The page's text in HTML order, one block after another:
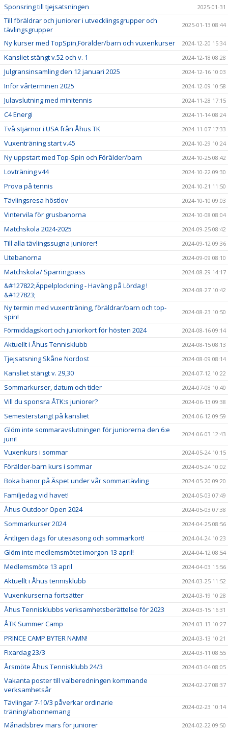
Sponsring till tjejsatsningen 2025-01-31
Till föräldrar och juniorer i utvecklingsgrupper och
tävlingsgrupper
2025-01-13 08:44
Ny kurser med TopSpin,Förälder/barn och vuxenkurser 2024-12-20 15:34
Kansliet stängt v.52 och v. 1 2024-12-18 08:28
Julgransinsamling den 12 januari 2025 2024-12-16 10:03
Inför vårterminen 2025 2024-12-09 10:58
Julavslutning med minitennis 2024-11-28 17:15
C4 Energi 2024-11-14 08:24
Två stjärnor i USA från Åhus TK 2024-11-07 17:33
Vuxenträning start v.45 2024-10-29 10:24
Ny uppstart med Top-Spin och Förälder/barn 2024-10-25 08:42
Lovträning v44 2024-10-22 09:30
Prova på tennis 2024-10-21 11:50
Tävlingsresa höstlov 2024-10-10 09:03
Vintervila för grusbanorna 2024-10-08 08:04
Matchskola 2024-2025 2024-09-25 08:42
Till alla tävlingssugna juniorer! 2024-09-12 09:36
Utebanorna 2024-09-09 08:10
Matchskola/ Sparringpass 2024-08-29 14:17
&#127822;Äppelplockning - Haväng på Lördag !
&#127823;
2024-08-27 10:42
Ny termin med vuxenträning, föräldrar/barn och top-
spin!
2024-08-23 10:50
Förmiddagskort och juniorkort för hösten 2024 2024-08-16 09:14
Aktuellt i Åhus Tennisklubb 2024-08-15 08:13
Tjejsatsning Skåne Nordost 2024-08-09 08:14
Kansliet stängt v. 29,30 2024-07-12 10:22
Sommarkurser, datum och tider 2024-07-08 10:40
Vill du sponsra ÅTK:s juniorer? 2024-06-13 09:38
Semesterstängt på kansliet 2024-06-12 09:59
Glöm inte sommaravslutningen för juniorerna den 6:e
juni!
2024-06-03 12:43
Vuxenkurs i sommar 2024-05-24 10:15
Förälder-barn kurs i sommar 2024-05-24 10:02
Boka banor på Äspet under vår sommartävling 2024-05-20 09:20
Familjedag vid havet! 2024-05-03 07:49
Åhus Outdoor Open 2024 2024-05-03 07:38
Sommarkurser 2024 2024-04-25 08:56
Äntligen dags för utesäsong och sommarkort! 2024-04-24 10:23
Glöm inte medlemsmötet imorgon 13 april! 2024-04-12 08:54
Medlemsmöte 13 april 2024-04-03 15:56
Aktuellt i Åhus tennisklubb 2024-03-25 11:52
Vuxenkurserna fortsätter 2024-03-19 10:28
Åhus Tennisklubbs verksamhetsberättelse för 2023 2024-03-15 16:31
ÅTK Summer Camp 2024-03-13 10:27
PRINCE CAMP BYTER NAMN! 2024-03-13 10:21
Fixardag 23/3 2024-03-11 08:55
Årsmöte Åhus Tennisklubb 24/3 2024-03-04 08:05
Vakanta poster till valberedningen kommande
verksamhetsår
2024-02-27 08:37
Tävlingar 7-10/3 påverkar ordinarie
träning/abonnemang
2024-02-23 10:14
Månadsbrev mars för juniorer 2024-02-22 09:50